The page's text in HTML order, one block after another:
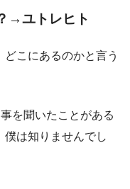
→ユトレヒト
こにあるのかと言う
を聞いたことがある
僕は知りませんでし